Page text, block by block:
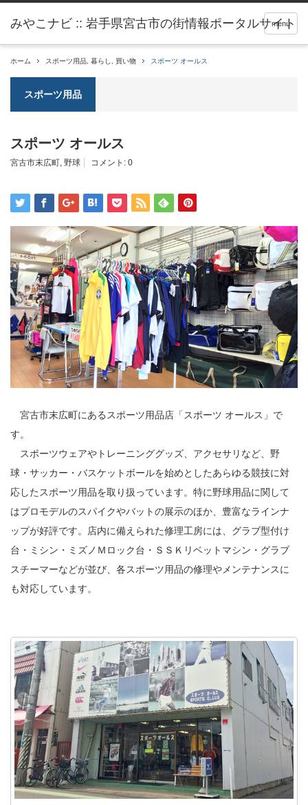
menu
ホーム スポーツ用品 暮らし 買い物 スポーツ オールス
スポーツ用品
スポーツ オールス
宮古市末広町, 野球 コメント: 0
宮古市末広町にあるスポーツ用品店「スポーツ オールス」で
す。
スポーツウェアやトレーニンググッズ、アクセサリなど、野
球・サッカー・バスケットボールを始めとしたあらゆる競技に対
応したスポーツ用品を取り扱っています。特に野球用品に関して
はプロモデルのスパイクやバットの展示のほか、豊富なラインナ
ップが好評です。店内に備えられた修理工房には、グラブ型付け
台・ミシン・ミズノＭロック台・ＳＳＫリベットマシン・グラブ
スチーマーなどが並び、各スポーツ用品の修理やメンテナンスに
も対応しています。